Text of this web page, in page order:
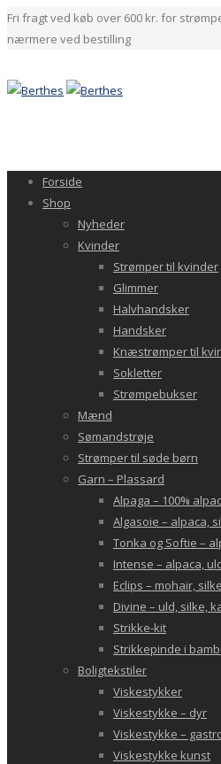
Fri fragt ved køb over 600 kr. for
nærmere ved bestilling
Forside
Shop
Nyheder
Kvinder
Strømper til kvinder
Glimmer
Halvhandsker
Handsker
Knæstrømper til
Sokletter
Strømpebukser
Mænd
Sømandstrøje
Strømper til søde børn
Garn – Plassard
Alpaga – 100%
Algasoie – alpaca,
Tonka og Softie –
Intense – alpaca,
Eclips – mohair, silke
Divine – uld, silke,
Strikke-kit
Strikkepinde i
Boligtekstiler
Viskestykker
Viskestykke – dyr
Viskestykke –
Viskestykke kunst